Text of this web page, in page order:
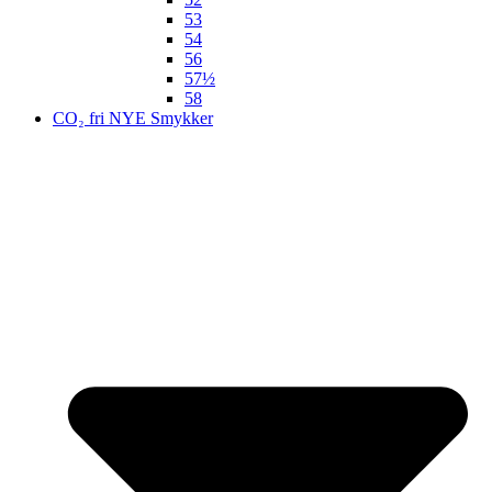
53
54
56
57½
58
CO₂ fri NYE Smykker